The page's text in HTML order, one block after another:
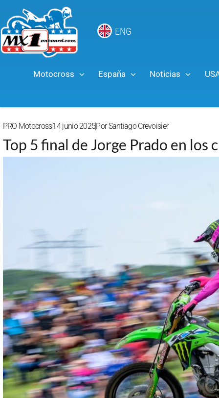
ENG
Motocross España Noticias
PRO Motocross14 junio 2025PorSantiago Crevoisier
Top 5 final de Jorge Prado en los